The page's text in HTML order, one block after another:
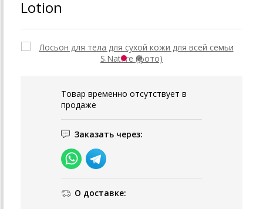
Lotion
Товар временно отсутствует в
продаже
Заказать через:
О доставке: